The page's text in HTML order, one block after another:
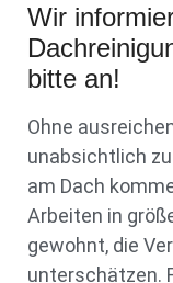
Wir
bitte an!
Ohne
unabsichtlich
am Dach
Arbeiten in
gewohnt, die
unterschätzen.